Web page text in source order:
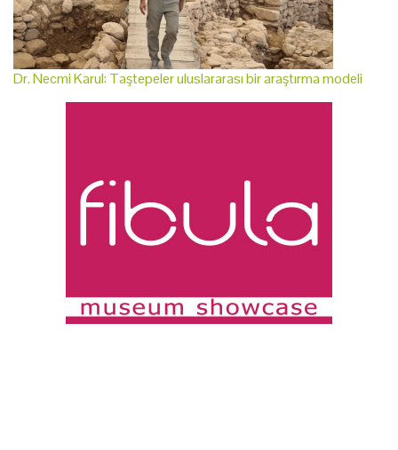
Dr. Necmi Karul: Taştepeler uluslararası bir araştırma modeli